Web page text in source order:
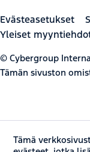
Evästeasetukset
Yleiset
© Cybergroup
Tämän sivuston
Tämä